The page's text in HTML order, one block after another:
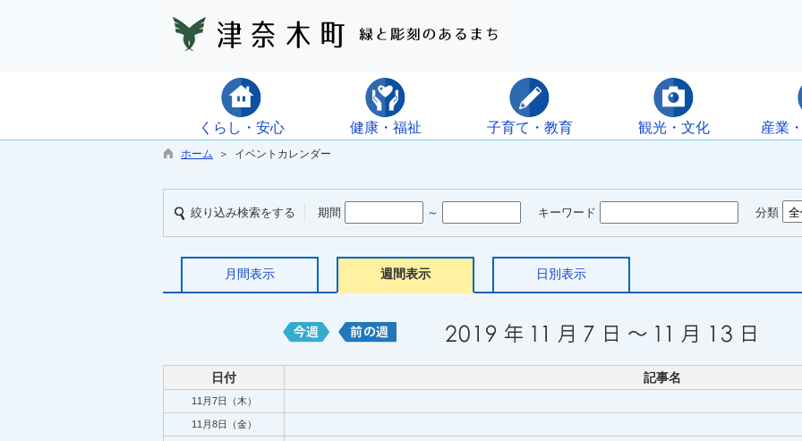
くらし・安心 健康・福祉 子育て・教育 観光・文化 産業
ホーム ＞ イベントカレンダー
絞り込み検索をする 期間 ～ キーワード 分類
月間表示 週間表示 日別表示
日付 記事名
11月7日（木）
11月8日（金）